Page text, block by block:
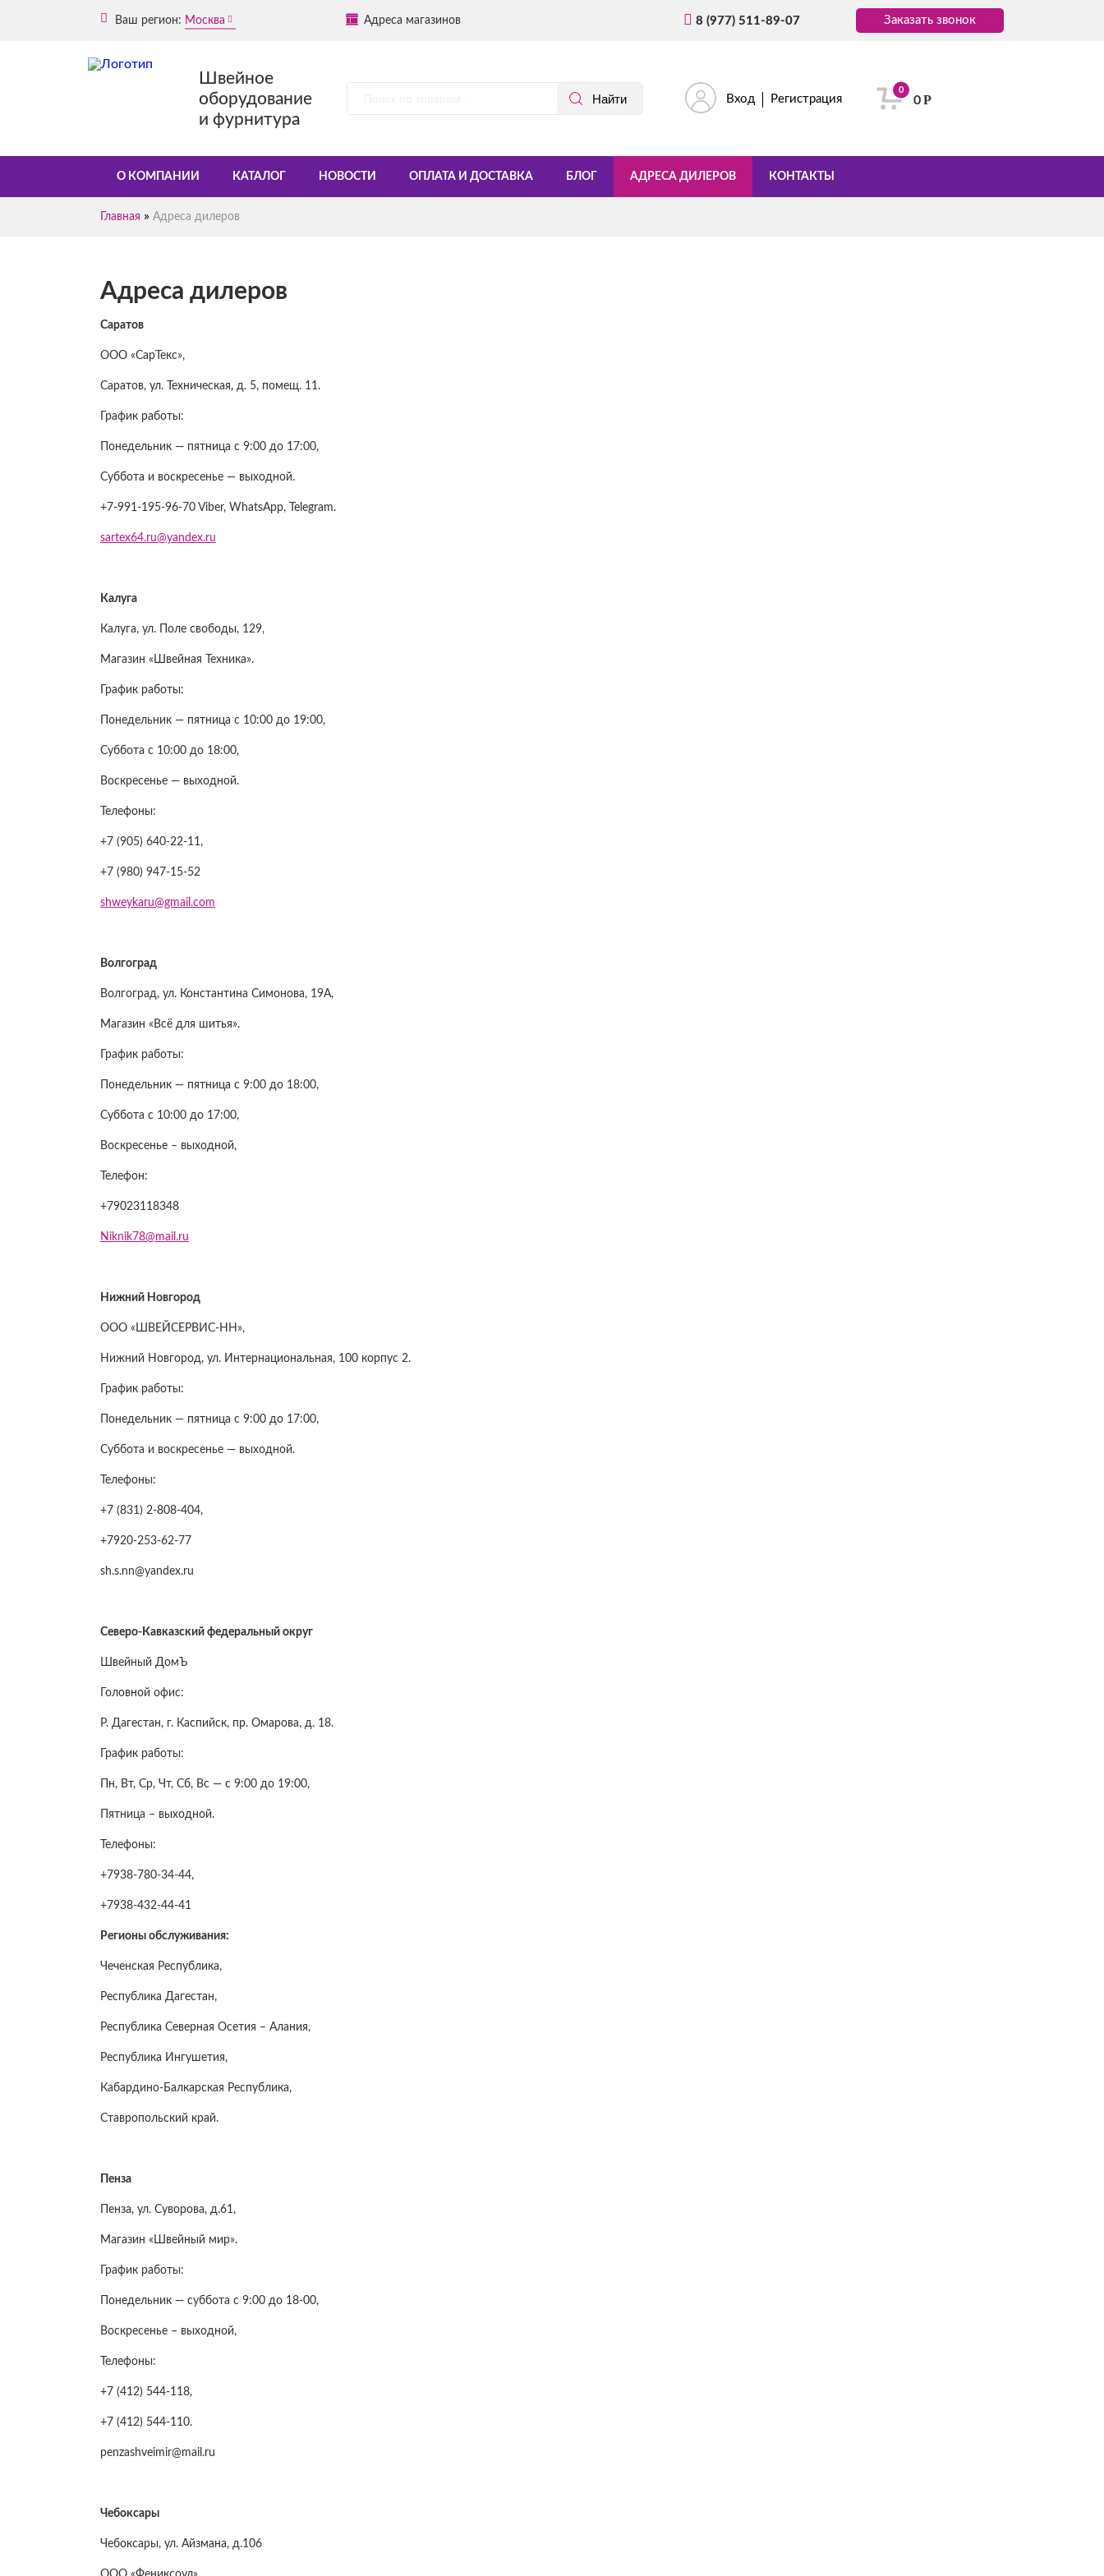
Ваш регион: Москва Адреса магазинов 8 (977) 511-89-07 Заказать звонок
Швейное
оборудование
и фурнитура
Вход Регистрация
0
0Р
О КОМПАНИИ КАТАЛОГ НОВОСТИ ОПЛАТА И ДОСТАВКА БЛОГ АДРЕСА ДИЛЕРОВ КОНТАКТЫ
Главная » Адреса дилеров
Адреса дилеров
Саратов
ООО «СарТекс»,
Саратов, ул. Техническая, д. 5, помещ. 11.
График работы:
Понедельник — пятница с 9:00 до 17:00,
Суббота и воскресенье — выходной.
+7-991-195-96-70 Viber, WhatsApp, Telegram.
sartex64.ru@yandex.ru
Калуга
Калуга, ул. Поле свободы, 129,
⁠Магазин «Швейная Техника».
График работы:
Понедельник — пятница с 10:00 до 19:00,
Суббота с 10:00 до 18:00,
Воскресенье — выходной.
Телефоны:
+7 (905) 640-22-11,
+7 (980) 947-15-52
shweykaru@gmail.com
Волгоград
Волгоград, ул. Константина Симонова, 19А,
Магазин «Всё для шитья».
График работы:
Понедельник — пятница с 9:00 до 18:00,
Суббота с 10:00 до 17:00,
Воскресенье – выходной,
Телефон:
+79023118348
Niknik78@mail.ru
Нижний Новгород
ООО «ШВЕЙСЕРВИС-НН»,
Нижний Новгород, ул. Интернациональная, 100 корпус 2.
График работы:
Понедельник — пятница с 9:00 до 17:00,
Суббота и воскресенье — выходной.
Телефоны:
+7 (831) 2-808-404,
+7920-253-62-77
sh.s.nn@yandex.ru
Северо-Кавказский федеральный округ
Швейный ДомЪ
Головной офис:
Р. Дагестан, г. Каспийск, пр. Омарова, д. 18.
График работы:
Пн, Вт, Ср, Чт, Сб, Вс — с 9:00 до 19:00,
Пятница – выходной.
Телефоны:
+7938-780-34-44,
+7938-432-44-41
Регионы обслуживания:
Чеченская Республика,
Республика Дагестан,
Республика Северная Осетия – Алания,
Республика Ингушетия,
Кабардино-Балкарская Республика,
Ставропольский край.
Пенза
Пенза, ул. Суворова, д.61,
Магазин «Швейный мир».
График работы:
Понедельник — суббота с 9:00 до 18-00,
Воскресенье – выходной,
Телефоны:
+7 (412) 544-118,
+7 (412) 544-110.
penzashveimir@mail.ru
Чебоксары
Чебоксары, ул. Айзмана, д.106